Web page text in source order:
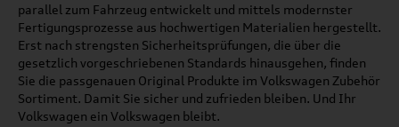
parallel zum Fahrzeug entwickelt und mittels modernster
Fertigungsprozesse aus hochwertigen Materialien hergestellt.
Erst nach strengsten Sicherheitsprüfungen, die über die
gesetzlich vorgeschriebenen Standards hinausgehen, finden
Sie die passgenauen Original Produkte im Volkswagen Zubehör
Sortiment. Damit Sie sicher und zufrieden bleiben. Und Ihr
Volkswagen ein Volkswagen bleibt.